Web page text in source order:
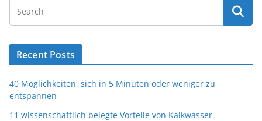
Recent Posts
40 Möglichkeiten, sich in 5 Minuten oder weniger zu
entspannen
11 wissenschaftlich belegte Vorteile von Kalkwasser